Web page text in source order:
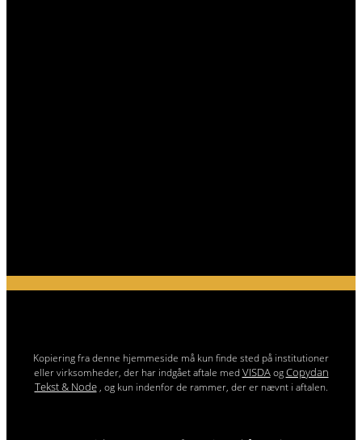
Kopiering fra denne hjemmeside må kun finde sted på institutioner
eller virksomheder, der har indgået aftale med VISDAogCopydan
Tekst & Node, og kun indenfor de rammer, der er nævnt i aftalen.